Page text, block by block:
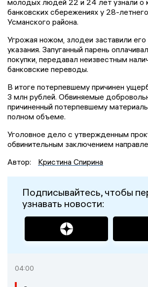
банковских сбережениях у 28-
Усманского района.
Угрожая ножом, злодеи заставили его
указания. Запуганный парень
покупки, передавал неизвестным
банковские переводы.
В итоге потерпевшему причинен
3 млн рублей. Обвиняемые
причиненный потерпевшему
полном объеме.
Уголовное дело с утвержденным
обвинительным заключением
Автор:
Кристина Спирина
Подписывайтесь, чтобы
узнавать новости:
04:00